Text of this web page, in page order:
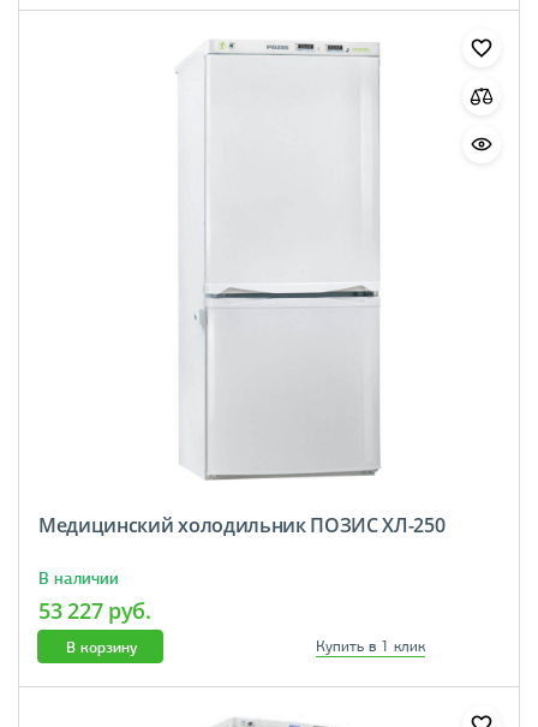
Медицинский холодильник ПОЗИС ХЛ-250
В наличии
53 227 руб.
В корзину Купить в 1 клик